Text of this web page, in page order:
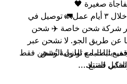
📦 صُنع يدويًا حسب الطلب خلال ٣ أيام عمل🚛 توصيل في
شركة شحن خاصة ✈️ شحن
عن طريق الجو. لا نشحن عبر
الطلبات الدولية تُشحن فقط
للتتبع.
بثبات مع توازن الوشق